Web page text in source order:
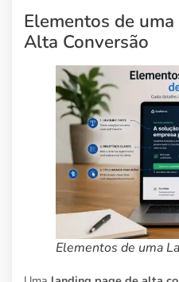
Elementos de
Alta Conversão
Elementos de uma